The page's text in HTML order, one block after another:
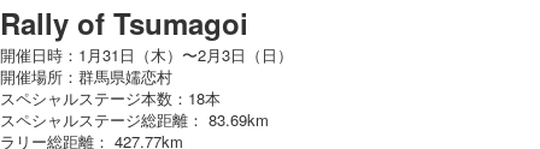
Rally of Tsumagoi
開催日時：1月31日（木）〜2月3日（日）
開催場所：群馬県嬬恋村
スペシャルステージ本数：18本
スペシャルステージ総距離： 83.69km
ラリー総距離： 427.77km